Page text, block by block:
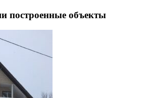
построенные объекты